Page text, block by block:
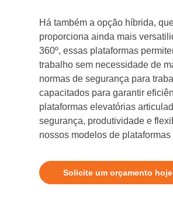
Há também a opção híbrida,
proporciona ainda mais
360º, essas plataformas
trabalho sem necessidade de
normas de segurança para
capacitados para garantir
plataformas elevatórias
segurança, produtividade e
nossos modelos de
Solicite um orçamento hoje